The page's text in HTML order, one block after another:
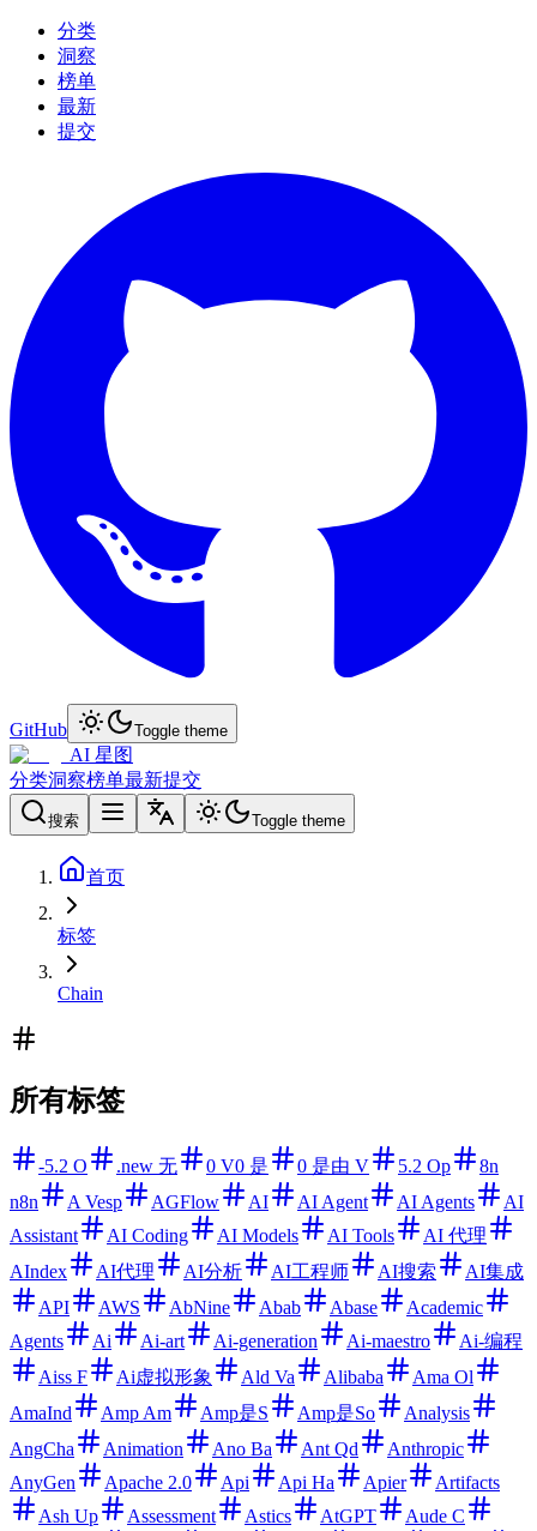
分类
洞察
榜单
最新
提交
GitHub Toggle theme
AI 星图
分类洞察榜单最新提交
搜索 Toggle theme
首页
标签
Chain
所有标签
-5.2 O .new 无 0 V0 是 0 是由 V 5.2 Op
8n
n8n
A Vesp AGFlow AI AI Agent AI Agents
AI
Assistant
AI Coding AI Models AI Tools
AI 代理
AIndex
AI代理 AI分析 AI工程师 AI搜索
AI集成
API
AWS AbNine Abab Abase
Academic
Agents
Ai Ai-art Ai-generation Ai-maestro
Ai-编程
Aiss F
Ai虚拟形象 Ald Va Alibaba
Ama Ol
AmaInd
Amp Am Amp是S Amp是So
Analysis
AngCha
Animation Ano Ba Ant Qd
Anthropic
AnyGen
Apache 2.0 Api Api Ha Apier
Artifacts
Ash Up
Assessment Astics AtGPT
Aude C